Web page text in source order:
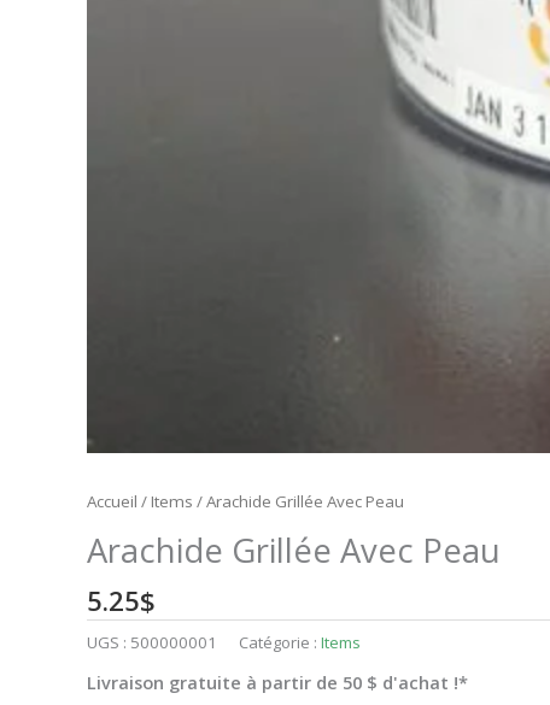
Accueil / Items / Arachide Grillée Avec Peau
Arachide Grillée Avec Peau
5.25$
UGS : 500000001 Catégorie : Items
Livraison gratuite à partir de 50 $ d'achat !*